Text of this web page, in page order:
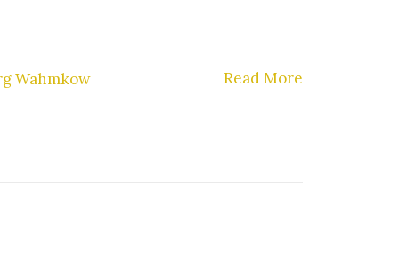
Wahmkow Read More